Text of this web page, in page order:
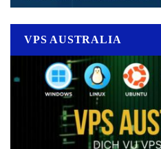
VPS AUSTRALIA